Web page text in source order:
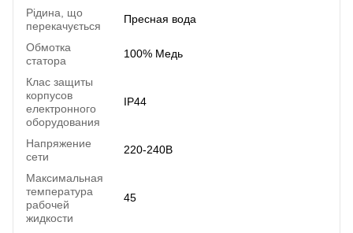
Рідина, що
перекачується
Пресная вода
Обмотка
статора
100% Медь
Клас защиты
корпусов
електронного
оборудования
IP44
Напряжение
сети
220-240В
Максимальная
температура
рабочей
жидкости
45